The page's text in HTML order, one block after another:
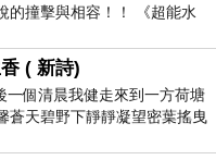
的撞擊與相容！！ 《超能水
( 新詩)
一個清晨我健走來到一方荷塘
蒼天碧野下靜靜凝望密葉搖曳
波裡搖曳